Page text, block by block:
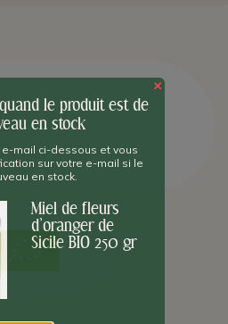
dites Zagara
en Sicilien,
pour les parfums, l'eau de
Cemiel d'oranger BIO
près du
et digestives.
×
le produit est de
en stock
mail ci-dessous et vous
sur votre e-mail si le
en stock.
Miel de fleurs
d'oranger de
Sicile BIO 250 gr